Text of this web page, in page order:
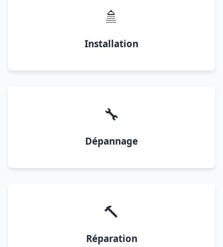
🚿
Installation
🔧
Dépannage
🔨
Réparation